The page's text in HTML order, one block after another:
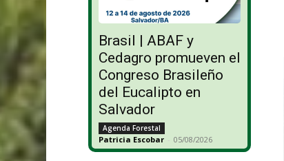
Brasil | ABAF y
Cedagro promueven el
Congreso Brasileño
del Eucalipto en
Salvador
Agenda Forestal
Patricia Escobar - 05/08/2026